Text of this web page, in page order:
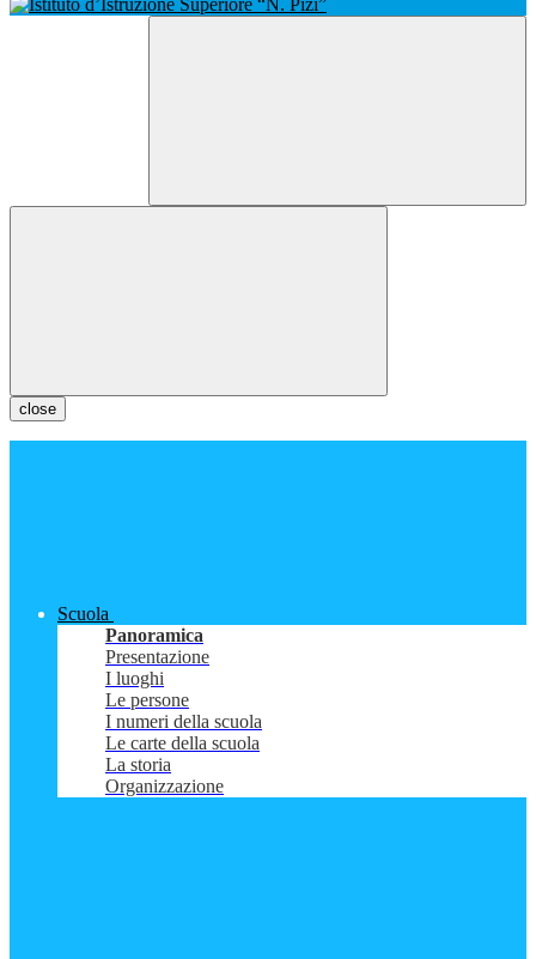
close
Scuola
Panoramica
Presentazione
I luoghi
Le persone
I numeri della scuola
Le carte della scuola
La storia
Organizzazione